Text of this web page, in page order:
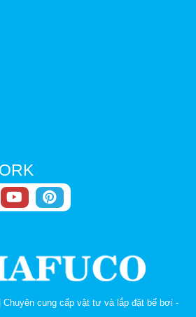
Chuyên cung cấp vật tư và lắp đặt bể bơi -